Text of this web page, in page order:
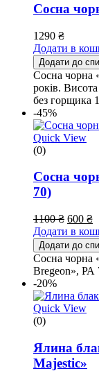
Сосна
1290 ₴
Додати в
Додати до
Сосна чорна
років.
без горщика
-45%
Quick View
(0)
Сосна
70)
1100₴ 600 ₴
Додати в
Додати до
Сосна чорна
Bregeon»,
-20%
Quick View
(0)
Ялина
Majestic»